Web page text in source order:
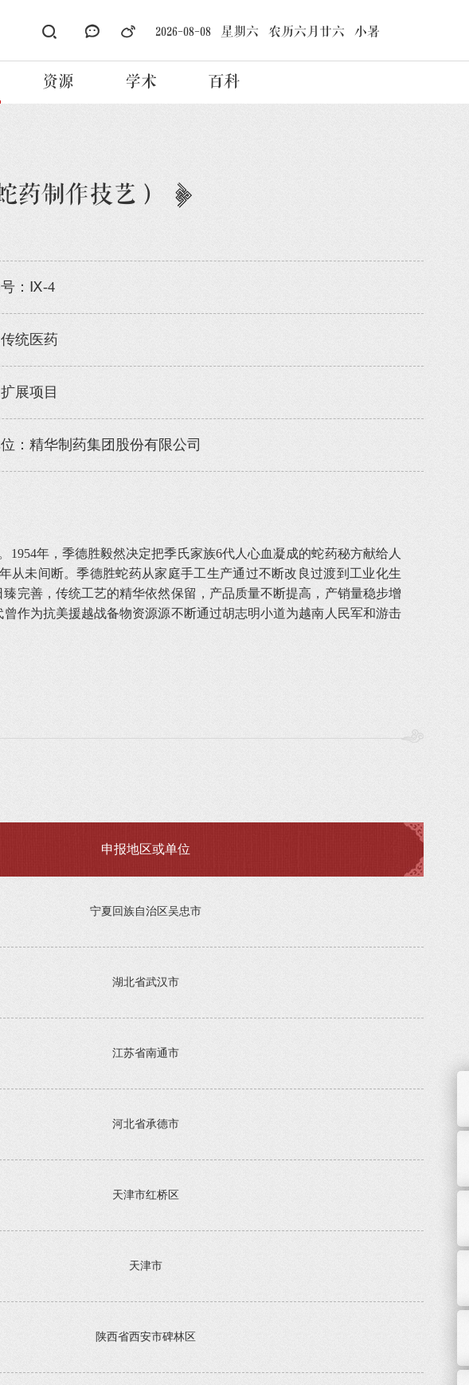
2026-08-08 星期六 农历六月廿六 小暑
资源 学术 百科
药制作技艺）
：Ⅸ-4
统医药
展项目
：精华制药集团股份有限公司
年，季德胜毅然决定把季氏家族6代人心血凝成的蛇药秘方献给人
从未间断。季德胜蛇药从家庭手工生产通过不断改良过渡到工业化生
完善，传统工艺的精华依然保留，产品质量不断提高，产销量稳步增
作为抗美援越战备物资源源不断通过胡志明小道为越南人民军和游击
申报地区或单位
宁夏回族自治区吴忠市
湖北省武汉市
江苏省南通市
河北省承德市
天津市红桥区
天津市
陕西省西安市碑林区